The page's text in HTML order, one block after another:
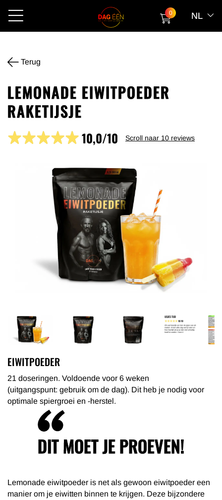
0 NL
Terug
EIWITPOEDER
21 doseringen. Voldoende voor 6 weken
(uitgangspunt: gebruik om de dag). Dit heb je nodig voor
optimale spiergroei en -herstel.
DIT MOET JE PROEVEN!
Lemonade eiwitpoeder is net als gewoon eiwitpoeder een
manier om je eiwitten binnen te krijgen. Deze bijzondere
LEMONADE EIWITPOEDER
RAKETIJSJE
10,0/10 Scroll naar 10 reviews